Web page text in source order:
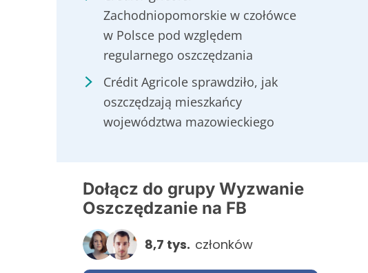
Zachodniopomorskie w czołówce
w Polsce pod względem
regularnego oszczędzania
Crédit Agricole sprawdziło, jak
oszczędzają mieszkańcy
województwa mazowieckiego
Dołącz do grupy Wyzwanie
Oszczędzanie na FB
8,7 tys. członków